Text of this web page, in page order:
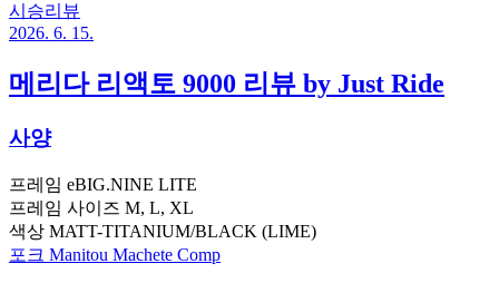
시승리뷰
2026. 6. 15.
메리다 리액토 9000 리뷰 by Just Ride
사양
프레임 eBIG.NINE LITE
프레임 사이즈 M, L, XL
색상 MATT-TITANIUM/BLACK (LIME)
포크 Manitou Machete Comp